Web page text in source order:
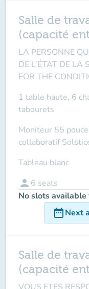
Salle de
(capacité
LA PERSONNE
DE L’ÉTAT DE LA
FOR THE
1 table haute, 6
tabourets
Moniteur 55
collaboratif
Tableau blanc
person 6 seats
No slots
date_rangeNext
Salle de
(capacité